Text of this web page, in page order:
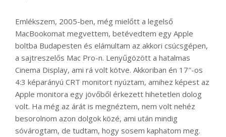
Emlékszem, 2005-ben, még mielőtt a legelső
MacBookomat megvettem, betévedtem egy Apple
boltba Budapesten és elámultam az akkori csúcsgépen,
a sajtreszelős Mac Pro-n. Lenyűgözött a hatalmas
Cinema Display, ami rá volt kötve. Akkoriban én 17″-os
4:3 képarányú CRT monitort nyúztam, amihez képest az
Apple monitora egy jövőből érkezett hihetetlen dolog
volt. Ha még az árát is megnéztem, nem volt nehéz
besorolnom azon dolgok közé, ami után mindig
sóvárogtam, de tudtam, hogy sosem kaphatom meg.